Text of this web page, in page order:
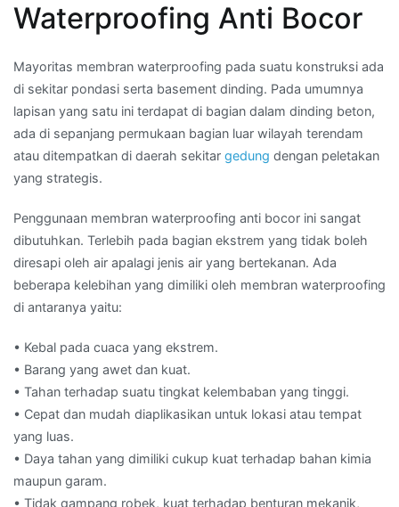
Waterproofing Anti Bocor
Mayoritas membran waterproofing pada suatu konstruksi ada
di sekitar pondasi serta basement dinding. Pada umumnya
lapisan yang satu ini terdapat di bagian dalam dinding beton,
ada di sepanjang permukaan bagian luar wilayah terendam
atau ditempatkan di daerah sekitar gedung dengan peletakan
yang strategis.
Penggunaan membran waterproofing anti bocor ini sangat
dibutuhkan. Terlebih pada bagian ekstrem yang tidak boleh
diresapi oleh air apalagi jenis air yang bertekanan. Ada
beberapa kelebihan yang dimiliki oleh membran waterproofing
di antaranya yaitu:
• Kebal pada cuaca yang ekstrem.
• Barang yang awet dan kuat.
• Tahan terhadap suatu tingkat kelembaban yang tinggi.
• Cepat dan mudah diaplikasikan untuk lokasi atau tempat
yang luas.
• Daya tahan yang dimiliki cukup kuat terhadap bahan kimia
maupun garam.
• Tidak gampang robek, kuat terhadap benturan mekanik,